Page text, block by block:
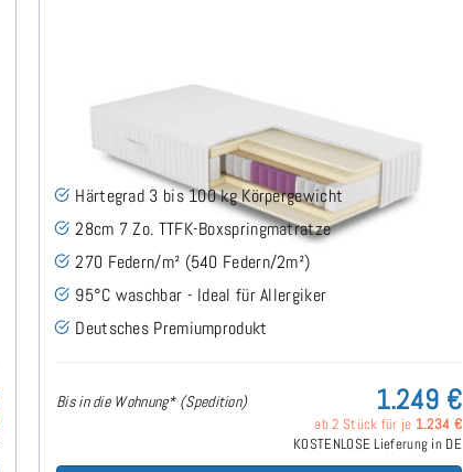
FLAVUS H3 (95° Bezug) TTFK Matratze 80x200 cm -
Sonderanfertigung
Härtegrad 3 bis 100 kg Körpergewicht
28cm 7 Zo. TTFK-Boxspringmatratze
270 Federn/m² (540 Federn/2m²)
95°C waschbar - Ideal für Allergiker
Deutsches Premiumprodukt
Bis in die Wohnung* (Spedition) 1.249 €
ab 2 Stück für je 1.234 €
KOSTENLOSE Lieferung in DE